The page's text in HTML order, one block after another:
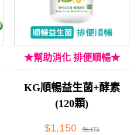
★幫助消化 排便順暢★
KG順暢益生菌+酵素
(120顆)
$1,150 $1,173